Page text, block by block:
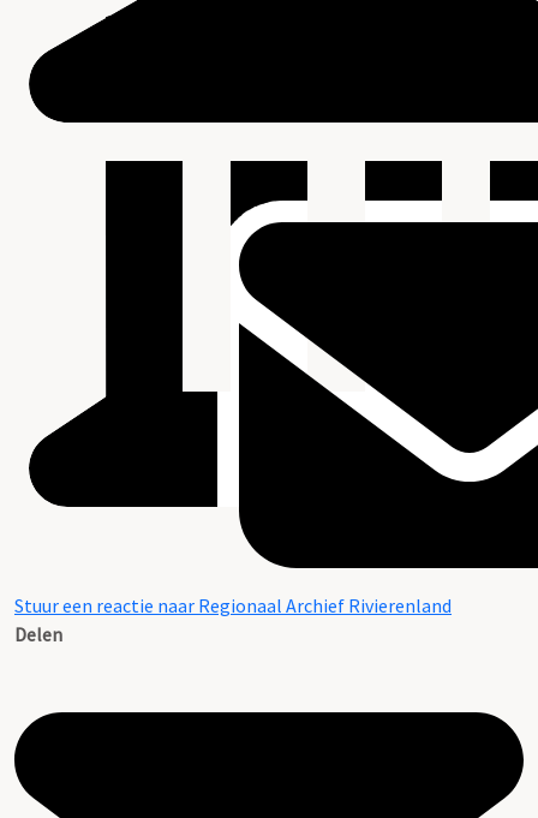
Stuur een reactie naar Regionaal Archief Rivierenland
Delen